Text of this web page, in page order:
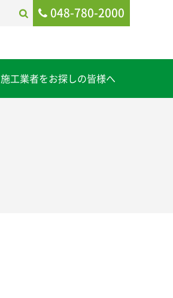
048-780-2000
施工業者をお探しの皆様へ